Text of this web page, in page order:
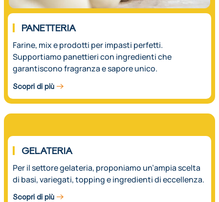
PANETTERIA
Farine, mix e prodotti per impasti perfetti.
Supportiamo panettieri con ingredienti che
garantiscono fragranza e sapore unico.
Scopri di più
03.
GELATERIA
Per il settore gelateria, proponiamo un’ampia scelta
di basi, variegati, topping e ingredienti di eccellenza.
Scopri di più